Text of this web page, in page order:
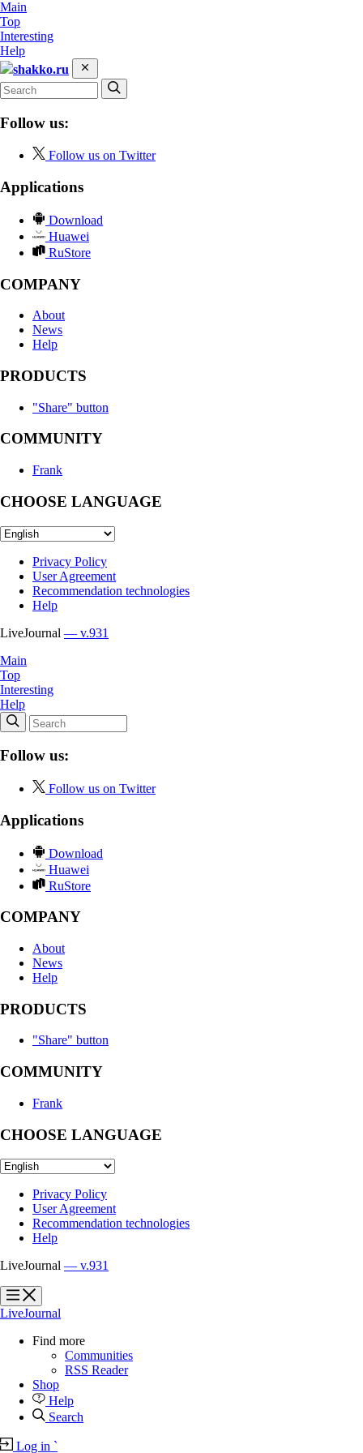
Main
Top
Interesting
Help
shakko.ru
Follow us:
Follow us on Twitter
Applications
Download
Huawei
RuStore
COMPANY
About
News
Help
PRODUCTS
"Share" button
COMMUNITY
Frank
CHOOSE LANGUAGE
Privacy Policy
User Agreement
Recommendation technologies
Help
LiveJournal — v.931
Main
Top
Interesting
Help
Follow us:
Follow us on Twitter
Applications
Download
Huawei
RuStore
COMPANY
About
News
Help
PRODUCTS
"Share" button
COMMUNITY
Frank
CHOOSE LANGUAGE
Privacy Policy
User Agreement
Recommendation technologies
Help
LiveJournal — v.931
?
?
LiveJournal
Find more
Communities
RSS Reader
Shop
Help
Search
Log in `